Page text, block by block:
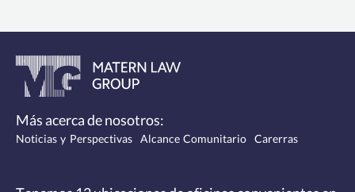
Más acerca de nosotros:
Noticias y Perspectivas Alcance Comunitario Carerras